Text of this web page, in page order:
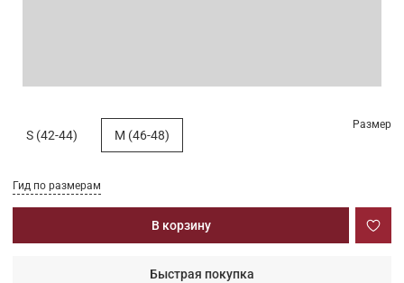
Гид по размерам
В корзину
Быстрая покупка
Размер
S (42-44) M (46-48)